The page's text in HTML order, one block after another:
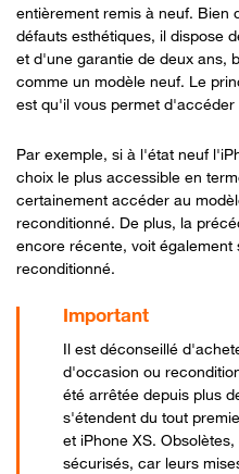
Bon à savoir
entièrement remis à neuf. Bien
défauts esthétiques, il dispose
et d'une garantie de deux ans,
comme un modèle neuf. Le
est qu'il vous permet
Par exemple, si à l'état neuf
choix le plus accessible en
certainement accéder au
reconditionné. De plus, la
encore récente, voit également
reconditionné.
Il est déconseillé
d'occasion ou
été arrêtée depuis plus
s'étendent du tout
et iPhone XS.
sécurisés, car leurs